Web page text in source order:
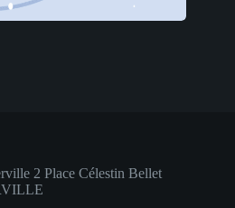
2 Place Célestin Bellet